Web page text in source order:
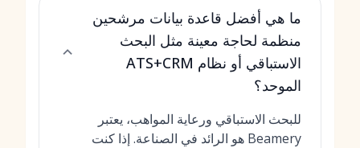
ما هي أفضل قاعدة بيانات مرشحين
منظمة لحاجة معينة مثل البحث
الاستباقي أو نظام ATS+CRM
الموحد؟
للبحث الاستباقي ورعاية المواهب، يعتبر
Beamery هو الرائد في الصناعة. إذا كنت